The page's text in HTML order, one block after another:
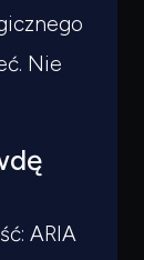
Nie
ARIA